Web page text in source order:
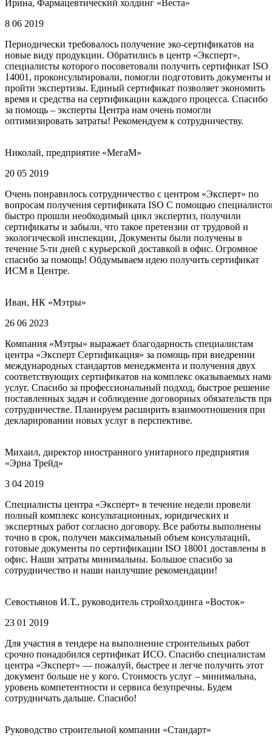
Ирина, Фармацевтический холдинг «Веста»
8 06 2019
Периодически требовалось получение эко-сертификатов на
новые виду продукции. Обратились в центр «Эксперт»,
специалисты которого посоветовали получить сертификат ISO
14001, проконсультировали, помогли подготовить документы и
пройти экспертизы. Единый сертификат позволяет экономить
время и средства на сертификации каждого процесса. Спасибо
за помощь – эксперты Центра нам очень помогли
оптимизировать затраты! Рекомендуем к сотрудничеству.
Николай, предприятие «МегаМ»
20 05 2019
Очень понравилось сотрудничество с центром «Эксперт» по
вопросам получения сертификата ISO С помощью
быстро прошли необходимый цикл экспертиз, получили
сертификаты и забыли, что такое претензии от трудовой и
экологической инспекции, Документы были получены в
течение 5-ти дней с курьерской доставкой в офис. Огромное
спасибо за помощь! Обдумываем идею получить сертификат
ИСМ в Центре.
Иван, НК «Мэтры»
26 06 2023
Компания «Мэтры» выражает благодарность специалистам
центра «Эксперт Сертификация» за помощь при внедрении
международных стандартов менеджмента и получения двух
соответствующих сертификатов на комплекс оказываемых
услуг. Спасибо за профессиональный подход, быстрое решение
поставленных задач и соблюдение договорных обязательств
сотрудничестве. Планируем расширить взаимоотношения при
декларировании новых услуг в перспективе.
Михаил, директор иностранного унитарного предприятия
«Эрна Трейд»
3 04 2019
Специалисты центра «Эксперт» в течение недели провели
полный комплекс консультационных, юридических и
экспертных работ согласно договору. Все работы выполнены
точно в срок, получен максимальный объем консультаций,
готовые документы по сертификации ISO 18001 доставлены в
офис. Наши затраты минимальны. Большое спасибо за
сотрудничество и наши наилучшие рекомендации!
Севостьянов И.Т., руководитель стройхолдинга «Восток»
23 01 2019
Для участия в тендере на выполнение строительных работ
срочно понадобился сертификат ИСО. Спасибо специалистам
центра «Эксперт» — пожалуй, быстрее и легче получить этот
документ больше не у кого. Стоимость услуг – минимальна,
уровень компетентности и сервиса безупречны. Будем
сотрудничать дальше. Спасибо!
Руководство строительной компании «Стандарт»